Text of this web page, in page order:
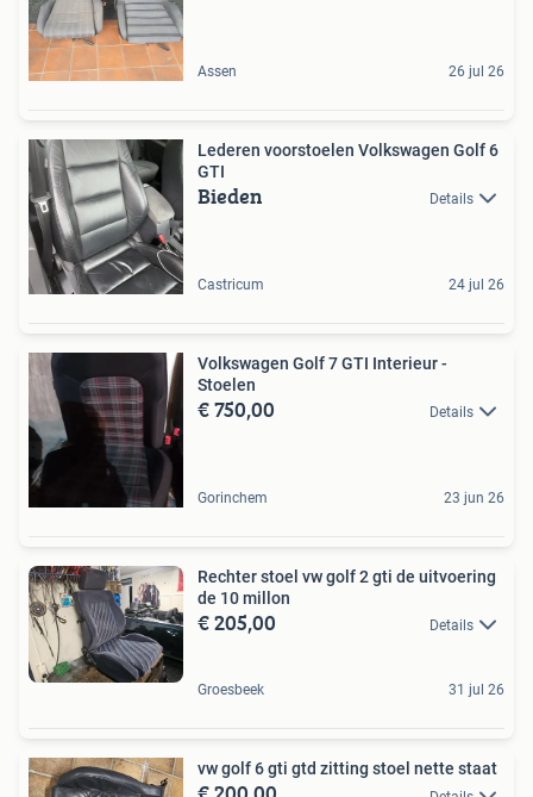
Assen 26 jul 26
Lederen voorstoelen Volkswagen Golf 6
GTI
Bieden Details
Castricum 24 jul 26
Volkswagen Golf 7 GTI Interieur -
Stoelen
€ 750,00 Details
Gorinchem 23 jun 26
Rechter stoel vw golf 2 gti de uitvoering
de 10 millon
€ 205,00 Details
Groesbeek 31 jul 26
vw golf 6 gti gtd zitting stoel nette staat